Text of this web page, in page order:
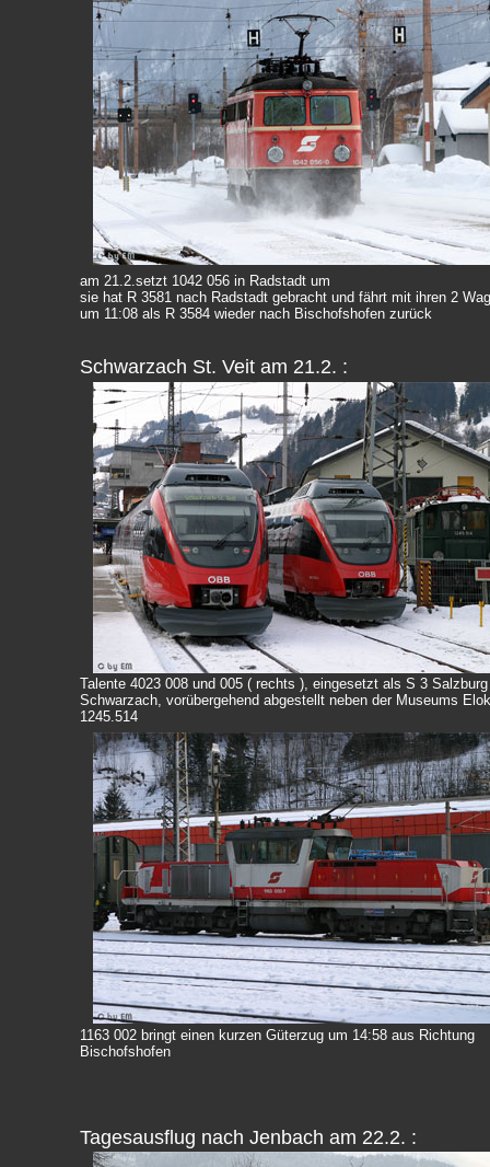
am 21.2.setzt 1042 056 in Radstadt um
sie hat R 3581 nach Radstadt gebracht und fährt mit ihren 2
um 11:08 als R 3584 wieder nach Bischofshofen zurück
Schwarzach St. Veit am 21.2. :
Talente 4023 008 und 005 ( rechts ), eingesetzt als S 3
Schwarzach, vorübergehend abgestellt neben der Museums Elok
1245.514
1163 002 bringt einen kurzen Güterzug um 14:58 aus Richtung
Bischofshofen
Tagesausflug nach Jenbach am 22.2. :